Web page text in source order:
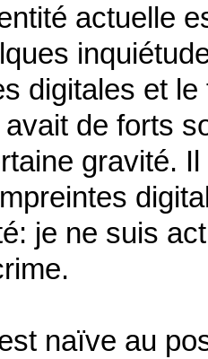
actuelle
digitales et
de forts
gravité.
je ne suis
naïve au